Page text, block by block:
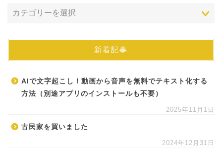
新着記事
AIで文字起こし！動画から音声を無料でテキスト化する
方法（別途アプリのインストールも不要）
2025年11月1日
古民家を買いました
2024年12月31日